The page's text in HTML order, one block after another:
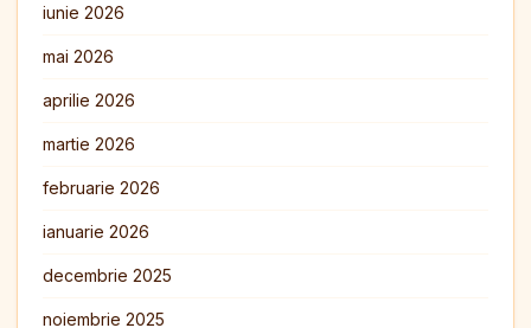
iunie 2026
mai 2026
aprilie 2026
martie 2026
februarie 2026
ianuarie 2026
decembrie 2025
noiembrie 2025